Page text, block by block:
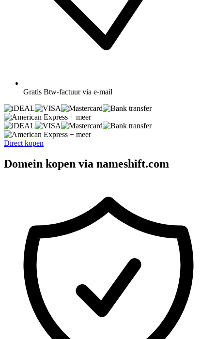
Gratis Btw-factuur via e-mail
+ meer
+ meer
Direct kopen
Domein kopen via nameshift.com